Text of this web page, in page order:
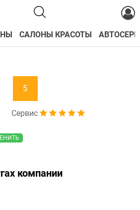
САЛОНЫ КРАСОТЫ
5
Сервис
компании